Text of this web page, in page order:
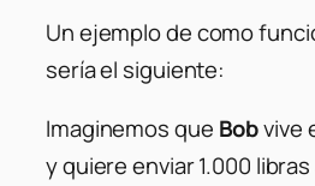
Un ejemplo de como
sería el siguiente:
Imaginemos que Bobvive
y quiere enviar 1.000 libras